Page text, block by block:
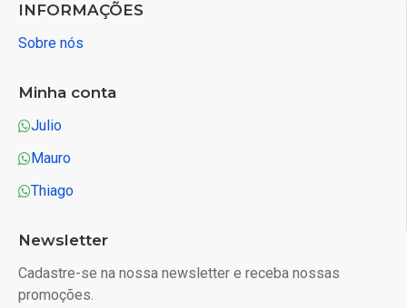
INFORMAÇÕES
Sobre nós
Minha conta
Julio
Mauro
Thiago
Newsletter
Cadastre-se na nossa newsletter e receba nossas
promoções.